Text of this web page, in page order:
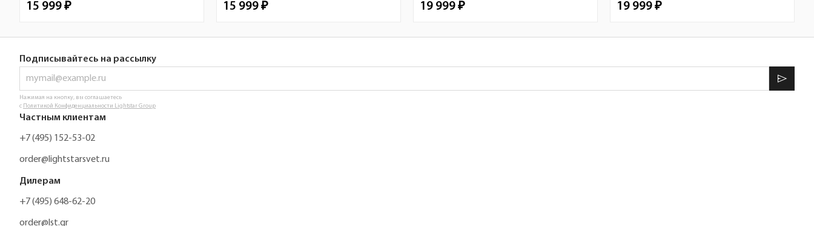
15 999 ₽ 15 999 ₽ 19 999 ₽ 19 999 ₽
Подписывайтесь на рассылку
send
Нажимая на кнопку, вы соглашаетесь
с Политикой Конфиденциальности Lightstar Group
Частным клиентам
+7 (495) 152-53-02
order@lightstarsvet.ru
Дилерам
+7 (495) 648-62-20
order@lst.gr